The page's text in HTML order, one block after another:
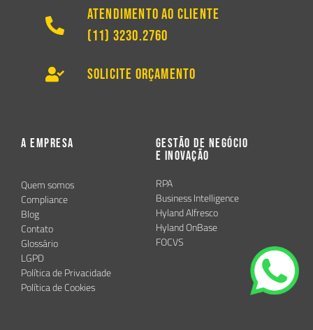
Atendimento ao Cliente
(11) 3230.2760
Solicite Orçamento
A Empresa
Quem somos
Compliance
Blog
Contato
Glossário
LGPD
Política de Privacidade
Política de Cookies
Gestão de Negócio
e Inovação
RPA
Business Intelligence
Hyland Alfresco
Hyland OnBase
FOCVS